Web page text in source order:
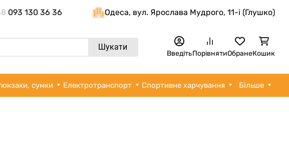
093 130 36 36 Одеса, вул. Ярослава Мудрого, 11-i (Глушко)
Шукати
ВведітьПорівнятиОбранеКошик
сумки Електротранспорт Спортивне харчування Більше